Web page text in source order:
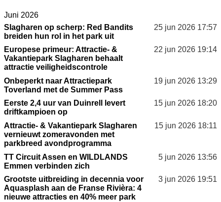
Juni 2026
Slagharen op scherp: Red Bandits
breiden hun rol in het park uit
25 jun 2026 17:57
Europese primeur: Attractie- &
Vakantiepark Slagharen behaalt
attractie veiligheidscontrole
22 jun 2026 19:14
Onbeperkt naar Attractiepark
Toverland met de Summer Pass
19 jun 2026 13:29
Eerste 2,4 uur van Duinrell levert
driftkampioen op
15 jun 2026 18:20
Attractie- & Vakantiepark Slagharen
vernieuwt zomeravonden met
parkbreed avondprogramma
15 jun 2026 18:11
TT Circuit Assen en WILDLANDS
Emmen verbinden zich
5 jun 2026 13:56
Grootste uitbreiding in decennia voor
Aquasplash aan de Franse Rivièra: 4
nieuwe attracties en 40% meer park
3 jun 2026 19:51